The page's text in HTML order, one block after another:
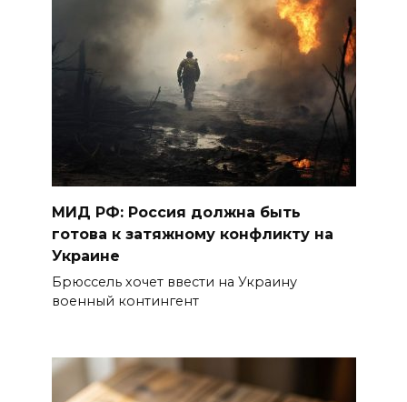
МИД РФ: Россия должна быть
готова к затяжному конфликту на
Украине
Брюссель хочет ввести на Украину
военный контингент